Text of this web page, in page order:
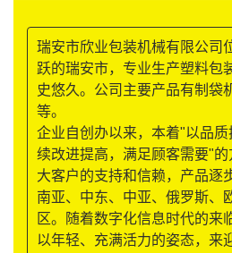
瑞安市欣业包装机械有限公司
跃的瑞安市，专业生产塑料包
史悠久。公司主要产品有制袋
等。
企业自创办以来，本着"以品
续改进提高，满足顾客需要"
大客户的支持和信赖，产品逐
南亚、中东、中亚、俄罗斯、
区。随着数字化信息时代的来
以年轻、充满活力的姿态，来